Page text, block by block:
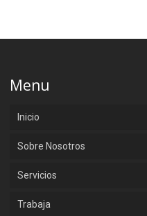
Menu
Inicio
Sobre Nosotros
Servicios
Trabaja